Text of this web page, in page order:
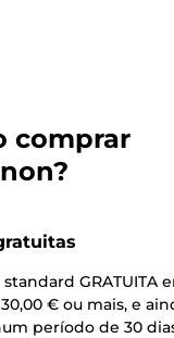
comprar
GRATUITA
€ ou mais, e
período de 30